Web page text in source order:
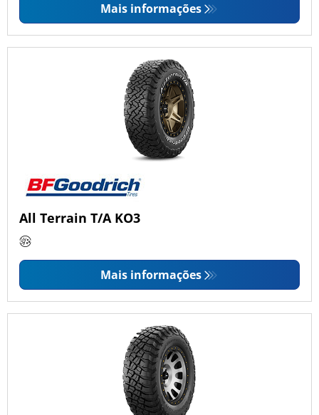
Mais informações
All Terrain T/A KO3
Mais informações